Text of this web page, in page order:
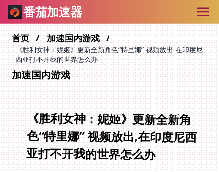
番茄加速器
首页 加速国内游戏
《胜利女神：妮姬》更新全新角色“特里娜” 视频放出-在印度尼
西亚打不开我的世界怎么办
加速国内游戏
《胜利女神：妮姬》更新全新角
色“特里娜” 视频放出,在印度尼西
亚打不开我的世界怎么办